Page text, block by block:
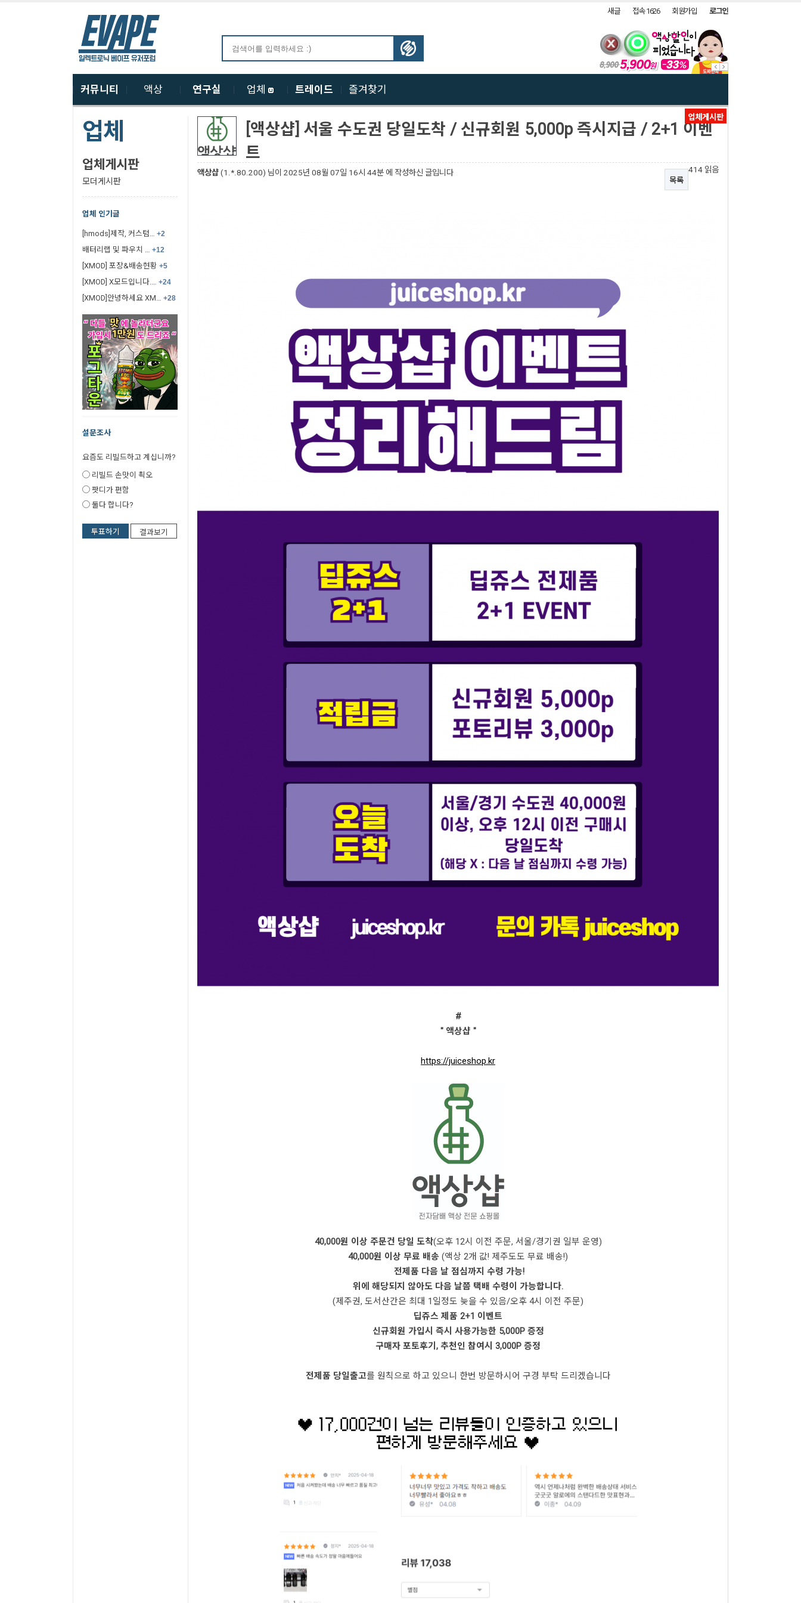
새글 접속 1626 회원가입 로그인
커뮤니티 액상 연구실 업체 트레이드 즐겨찾기
업체
업체게시판
모더게시판
업체 인기글
[hmods]제작, 커스텀… +2
배터리랩 및 파우치 … +12
[XMOD] 포장&배송현황 +5
[XMOD] X모드입니다.… +24
[XMOD]안녕하세요 XM… +28
설문조사
요즘도 리빌드하고 계십니까?
리빌드 손맛이 쵝오
팟디가 편함
둘다 합니다?
투표하기 결과보기
업체게시판
[액상샵] 서울 수도권 당일도착 / 신규회원 5,000p 즉시지급 / 2+1 이벤
트
액상샵 (1.*.80.200) 님이 2025년 08월 07일 16시 44분 에 작성하신 글입니다
414 읽음
목록
#
" 액상샵 "
https://juiceshop.kr
40,000원 이상 주문건 당일 도착(오후 12시 이전 주문, 서울/경기권 일부 운영)
40,000원 이상 무료 배송 (액상 2개 값! 제주도도 무료 배송!)
전제품 다음 날 점심까지 수령 가능!
위에 해당되지 않아도 다음 날쯤 택배 수령이 가능합니다.
(제주권, 도서산간은 최대 1일정도 늦을 수 있음/오후 4시 이전 주문)
딥쥬스 제품 2+1 이벤트
신규회원 가입시 즉시 사용가능한 5,000P 증정
구매자 포토후기, 추천인 참여시 3,000P 증정
전제품 당일출고를 원칙으로 하고 있으니 한번 방문하시어 구경 부탁 드리겠습니다